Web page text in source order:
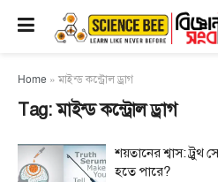
Home » মাইন্ড কন্ট্রোল ড্রাগ
Tag:মাইন্ড কন্ট্রোল ড্রাগ
শয়তানের শ্বাস: ট্রুথ
হতে পারে?